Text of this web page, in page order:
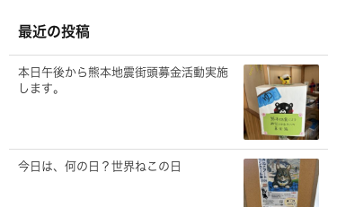
ブ
最近の投稿
本日午後から熊本地震街頭募金活動実施
します。
今日は、何の日？世界ねこの日